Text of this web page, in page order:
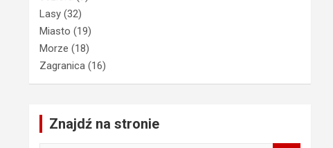
Lasy (32)
Miasto (19)
Morze (18)
Zagranica (16)
Znajdź na stronie